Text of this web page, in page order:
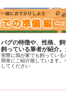
パグの特徴や、性格、
飼っている筆者が紹介
実際に我が家でも飼ってい
簡単にご紹介致しています
してください